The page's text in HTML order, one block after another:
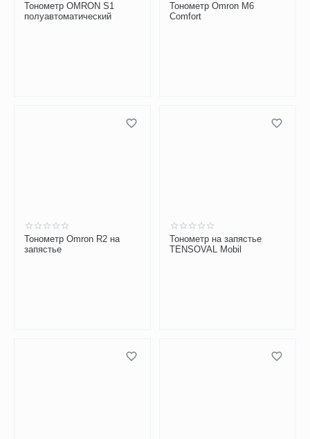
Тонометр OMRON S1
полуавтоматический
Тонометр Omron M6
Comfort
Тонометр Omron R2 на
запястье
Тонометр на запястье
TENSOVAL Mobil